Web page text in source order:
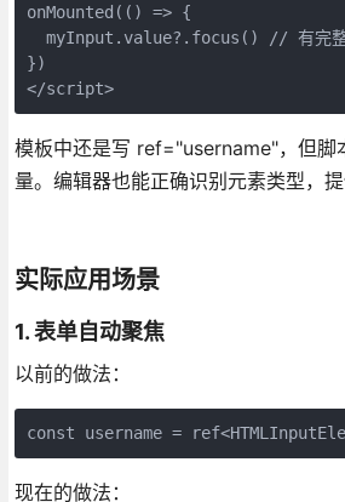
onMounted(() => {
myInput.value?.focus() // 有完整
})
</script>
模板中还是写 ref="username"，但脚
量。编辑器也能正确识别元素类型，提
实际应用场景
1. 表单自动聚焦
以前的做法：
const username =
现在的做法：